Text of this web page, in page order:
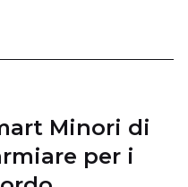
Minori di
per i